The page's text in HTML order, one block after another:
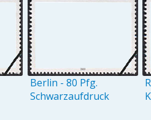
Berlin - 80 Pfg.
Schwarzaufdruck